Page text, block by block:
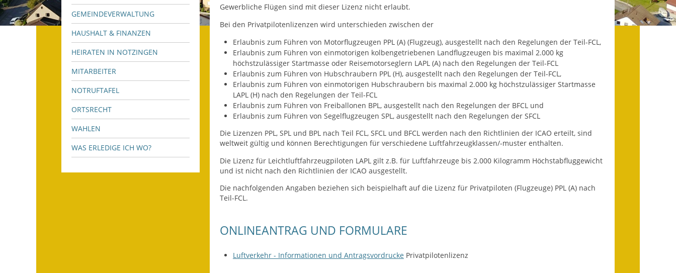
Wagner-Werkstatt
Informationsbroschüre
Lärmaktionsplan
Leichte Sprache
Infos in Leichter Sprache
GEMEINDEVERWALTUNG
HAUSHALT & FINANZEN
HEIRATEN IN NOTZINGEN
MITARBEITER
NOTRUFTAFEL
ORTSRECHT
WAHLEN
WAS ERLEDIGE ICH WO?
Gewerbliche Flügen sind mit dieser Lizenz nicht erlaubt.
Bei den Privatpilotenlizenzen wird unterschieden zwischen der
Erlaubnis zum Führen von Motorflugzeugen PPL (A) (Flugzeug), ausgestellt nach den Regelungen der Teil-FCL,
Erlaubnis zum Führen von einmotorigen kolbengetriebenen Landflugzeugen bis maximal 2.000 kg
höchstzulässiger Startmasse oder Reisemotorseglern LAPL (A) nach den Regelungen der Teil-FCL
Erlaubnis zum Führen von Hubschraubern PPL (H), ausgestellt nach den Regelungen der Teil-FCL,
Erlaubnis zum Führen von einmotorigen Hubschraubern bis maximal 2.000 kg höchstzulässiger Startmasse
LAPL (H) nach den Regelungen der Teil-FCL
Erlaubnis zum Führen von Freiballonen BPL, ausgestellt nach den Regelungen der BFCL und
Erlaubnis zum Führen von Segelflugzeugen SPL, ausgestellt nach den Regelungen der SFCL
Die Lizenzen PPL, SPL und BPL nach Teil FCL, SFCL und BFCL werden nach den Richtlinien der ICAO erteilt, sind
weltweit gültig und können Berechtigungen für verschiedene Luftfahrzeugklassen/-muster enthalten.
Die Lizenz für Leichtluftfahrzeugpiloten LAPL gilt z.B. für Luftfahrzeuge bis 2.000 Kilogramm Höchstabfluggewicht
und ist nicht nach den Richtlinien der ICAO ausgestellt.
Die nachfolgenden Angaben beziehen sich beispielhaft auf die Lizenz für Privatpiloten (Flugzeuge) PPL (A) nach
Teil-FCL.
ONLINEANTRAG UND FORMULARE
Luftverkehr - Informationen und Antragsvordrucke Privatpilotenlizenz